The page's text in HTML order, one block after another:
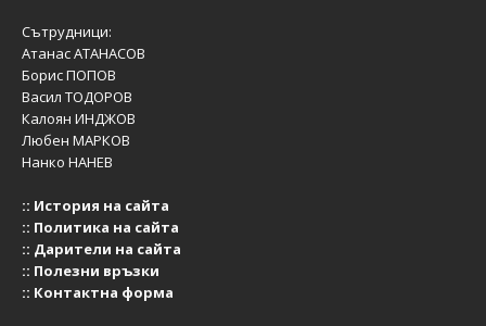
Сътрудници:
Атанас АТАНАСОВ
Борис ПОПОВ
Васил ТОДОРОВ
Калоян ИНДЖОВ
Любен МАРКОВ
Нанко НАНЕВ
:: История на сайта
:: Политика на сайта
:: Дарители на сайта
:: Полезни връзки
:: Контактна форма